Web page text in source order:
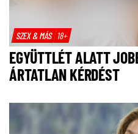
SZEX & MÁS 18+
EGYÜTTLÉT ALATT
ÁRTATLAN KÉRDÉST